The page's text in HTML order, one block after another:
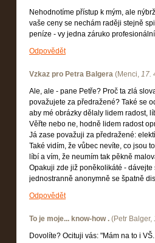
Nehodnotíme přístup k mým, ale
vaše ceny se nechám raději stejně
peníze - vy jedna záruko
Odpovědět
Vzkaz pro Petra Balgera (Menci, 17.
Ale, ale - pane Petře? Proč ta zlá
považujete za předražené? Také se
aby mé obrázky dělaly lidem radost,
Věřte nebo ne, hodně lidem radost
Já zase považuji za předražené:
Také vidím, že vůbec nevíte, co jsou
líbí a vím, že neumím tak pěkně
Opakuji zde již poněkolikáté -
jednostranně anonymně se špatně
Odpovědět
To je moje... know-how . (Petr Balger,
Dovolíte? Ocituji vás: "Mám na to i